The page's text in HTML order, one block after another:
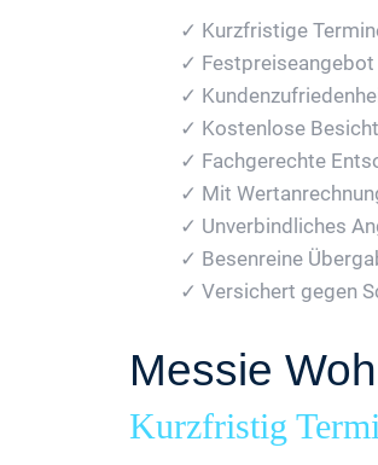
✓ Kurzfristige
✓ Festpreiseangebot
✓
✓ Kostenlose
✓ Fachgerechte
✓ Mit
✓ Unverbindliches
✓ Besenreine
✓ Versichert gegen
Messie
Kurzfristig